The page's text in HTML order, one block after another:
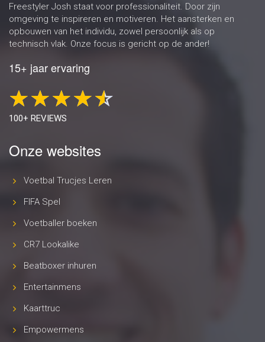
Freestyler Josh staat voor professionaliteit. Door zijn
omgeving te inspireren en motiveren. Het aansterken en
opbouwen van het individu, zowel persoonlijk als op
technisch vlak. Onze focus is gericht op de ander!
15+ jaar ervaring
100+ REVIEWS
Onze websites
Voetbal Trucjes Leren
FIFA Spel
Voetballer boeken
CR7 Lookalike
Beatboxer inhuren
Entertainmens
Kaarttruc
Empowermens